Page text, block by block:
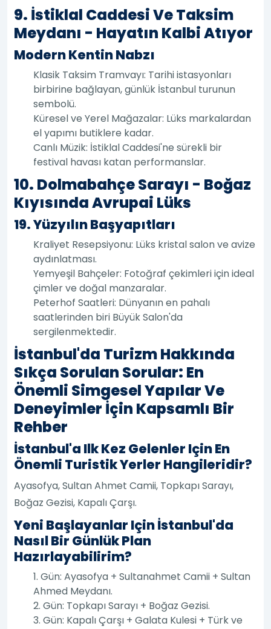
9. İstiklal Caddesi Ve Taksim
Meydanı - Hayatın Kalbi Atıyor
Modern Kentin Nabzı
Klasik Taksim Tramvayı: Tarihi istasyonları
birbirine bağlayan, günlük İstanbul turunun
sembolü.
Küresel ve Yerel Mağazalar: Lüks markalardan
el yapımı butiklere kadar.
Canlı Müzik: İstiklal Caddesi'ne sürekli bir
festival havası katan performanslar.
10. Dolmabahçe Sarayı - Boğaz
Kıyısında Avrupai Lüks
19. Yüzyılın Başyapıtları
Kraliyet Resepsiyonu: Lüks kristal salon ve avize
aydınlatması.
Yemyeşil Bahçeler: Fotoğraf çekimleri için ideal
çimler ve doğal manzaralar.
Peterhof Saatleri: Dünyanın en pahalı
saatlerinden biri Büyük Salon'da
sergilenmektedir.
İstanbul'da Turizm Hakkında
Sıkça Sorulan Sorular: En
Önemli Simgesel Yapılar Ve
Deneyimler İçin Kapsamlı Bir
Rehber
İstanbul'a Ilk Kez Gelenler Için En
Önemli Turistik Yerler Hangileridir?
Ayasofya, Sultan Ahmet Camii, Topkapı Sarayı,
Boğaz Gezisi, Kapalı Çarşı.
Yeni Başlayanlar Için İstanbul'da
Nasıl Bir Günlük Plan
Hazırlayabilirim?
1. Gün: Ayasofya + Sultanahmet Camii + Sultan
Ahmed Meydanı.
2. Gün: Topkapı Sarayı + Boğaz Gezisi.
3. Gün: Kapalı Çarşı + Galata Kulesi + Türk ve